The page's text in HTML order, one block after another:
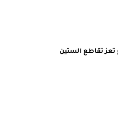
تعز تقاطع الستين